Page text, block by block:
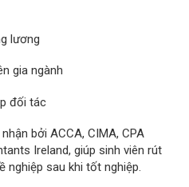
lương
gia ngành
đối tác
bởi ACCA, CIMA, CPA
Ireland, giúp sinh viên rút
nghiệp sau khi tốt nghiệp.